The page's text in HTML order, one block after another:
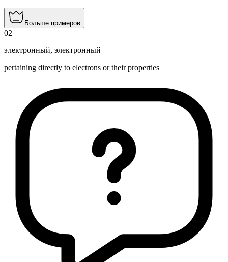
Больше примеров
02
электронный, электронный
pertaining directly to electrons or their properties